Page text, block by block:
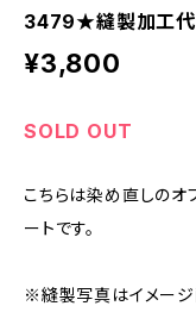
3479★縫製加工代金
¥3,800
SOLD OUT
こちらは染め直しのオ
ートです。
※縫製写真はイメージ